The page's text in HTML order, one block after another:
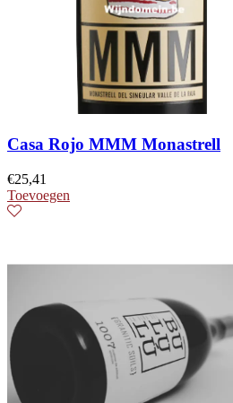
Casa Rojo MMM Monastrell
€25,41
Toevoegen